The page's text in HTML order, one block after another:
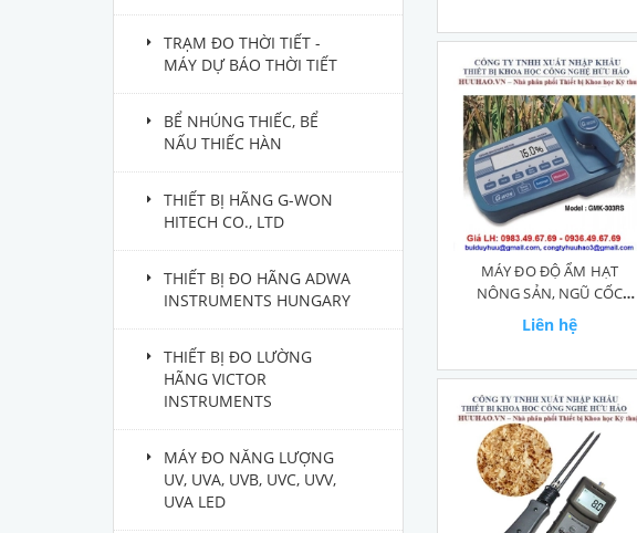
MÁY ĐO ĐỘ ẨM HẠT
NÔNG SẢN, NGŨ CỐC
GMK-303F
Liên hệ
TRẠM ĐO THỜI TIẾT -
MÁY DỰ BÁO THỜI TIẾT
BỂ NHÚNG THIẾC, BỂ
NẤU THIẾC HÀN
THIẾT BỊ HÃNG G-WON
HITECH CO., LTD
THIẾT BỊ ĐO HÃNG ADWA
INSTRUMENTS HUNGARY
THIẾT BỊ ĐO LƯỜNG
HÃNG VICTOR
INSTRUMENTS
MÁY ĐO NĂNG LƯỢNG
UV, UVA, UVB, UVC, UVV,
UVA LED